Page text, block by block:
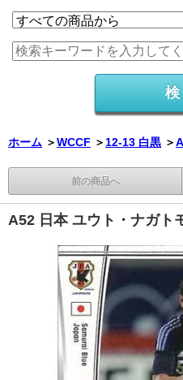
ホーム ＞WCCF ＞12-13 白黒 ＞
前の商品へ
A52 日本 ユウト・ナガト